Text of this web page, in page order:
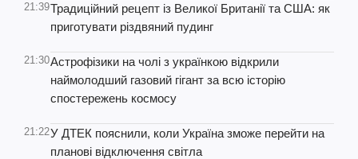
21:39Традиційний рецепт із Великої Британії та США: як
приготувати різдвяний пудинг
21:30Астрофізики на чолі з українкою відкрили
наймолодший газовий гігант за всю історію
спостережень космосу
21:22У ДТЕК пояснили, коли Україна зможе перейти на
планові відключення світла